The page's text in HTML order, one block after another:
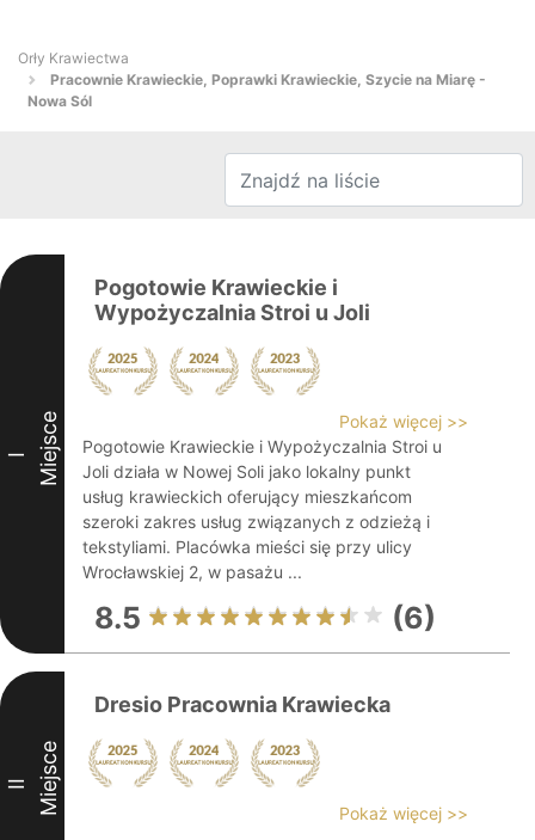
Orły Krawiectwa
Pracownie Krawieckie, Poprawki Krawieckie, Szycie na Miarę -
Nowa Sól
I Miejsce
Pogotowie Krawieckie i
Wypożyczalnia Stroi u Joli
Pokaż więcej >>
Pogotowie Krawieckie i Wypożyczalnia Stroi u
Joli działa w Nowej Soli jako lokalny punkt
usług krawieckich oferujący mieszkańcom
szeroki zakres usług związanych z odzieżą i
tekstyliami. Placówka mieści się przy ulicy
Wrocławskiej 2, w pasażu ...
8.5 (6)
II Miejsce
Dresio Pracownia Krawiecka
Pokaż więcej >>